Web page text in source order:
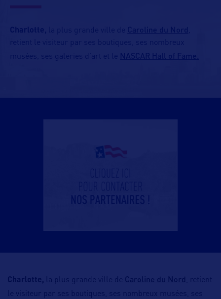
Charlotte, la plus grande ville de Caroline du Nord
retient le visiteur par ses boutiques, ses nombreux
musées, ses galeries d’art et le
NASCAR Hall of Fame.
Charlotte, la plus grande ville de Caroline du Nord
, retient
le visiteur par ses boutiques, ses nombreux musées, ses